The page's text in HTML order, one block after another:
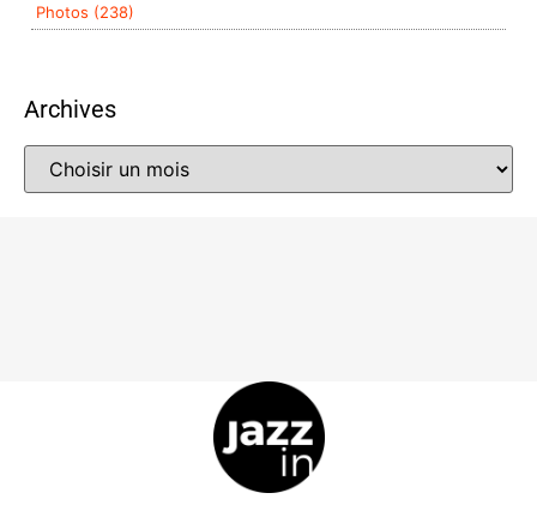
Photos (238)
Archives